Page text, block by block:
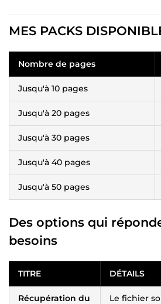
MES PACKS
Nombre de pages
Jusqu'à 10 pages
Jusqu'à 20 pages
Jusqu'à 30 pages
Jusqu'à 40 pages
Jusqu'à 50 pages
Des options qui
besoins
TITRE DÉTAILS
Récupération du
Le fichier